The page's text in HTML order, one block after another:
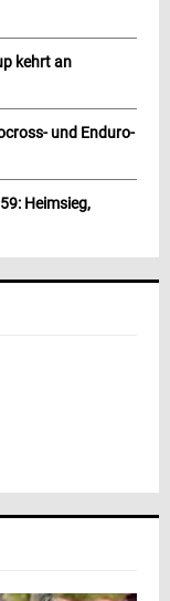
kehrt an
und Enduro-
Heimsieg,